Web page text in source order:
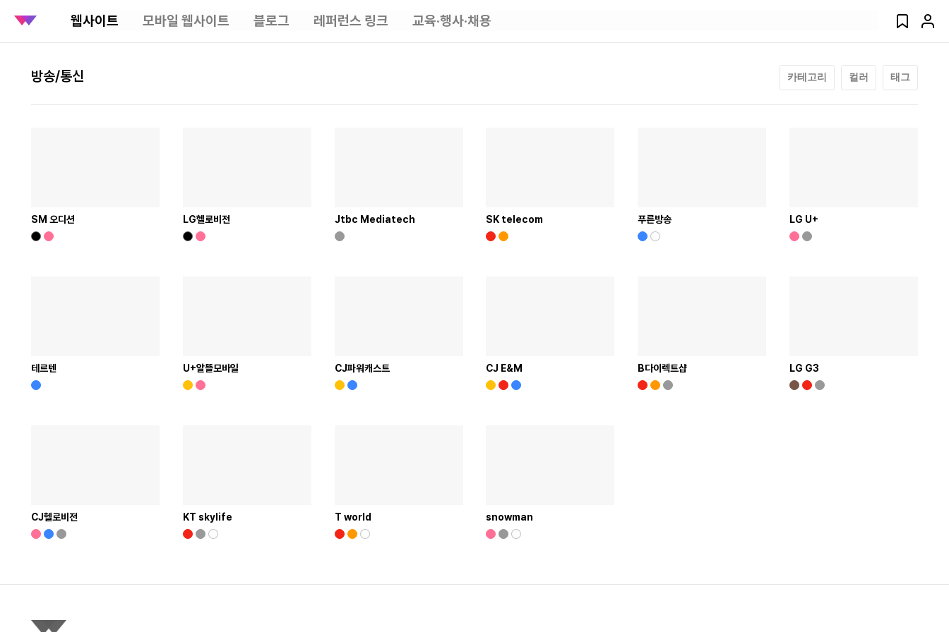
웹사이트 모바일 웹사이트 블로그 레퍼런스 링크 교육·행사·채용
방송/통신 카테고리 컬러 태그
SM 오디션 LG헬로비전 Jtbc Mediatech SK telecom 푸른방송 LG U+
테르텐 U+알뜰모바일 CJ파워캐스트 CJ E&M B다이렉트샵 LG G3
CJ헬로비전 KT skylife T world snowman